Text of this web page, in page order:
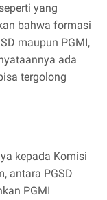
yang
bahwa formasi
maupun PGMI,
ada
tergolong
kepada Komisi
antara PGSD
PGMI